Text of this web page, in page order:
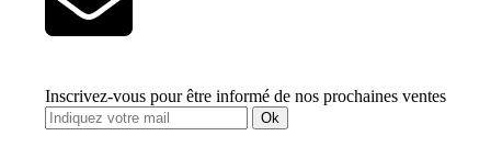
Inscrivez-vous pour être informé de nos prochaines ventes
Ok